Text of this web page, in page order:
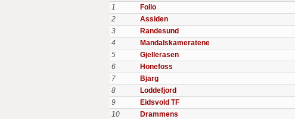
1
Follo
2
Assiden
3
Randesund
4
Mandalskameratene
5
Gjellerasen
6
Honefoss
7
Bjarg
8
Loddefjord
9
Eidsvold TF
10
Drammens